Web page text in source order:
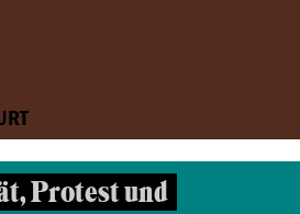
Protest und